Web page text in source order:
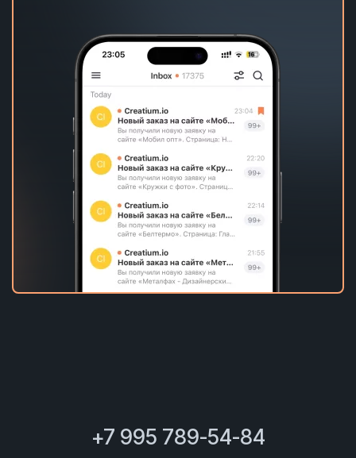
+7 995 789-54-84